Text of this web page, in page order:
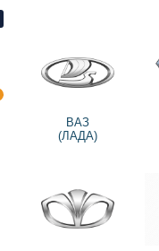
ВАЗ
(ЛАДА)